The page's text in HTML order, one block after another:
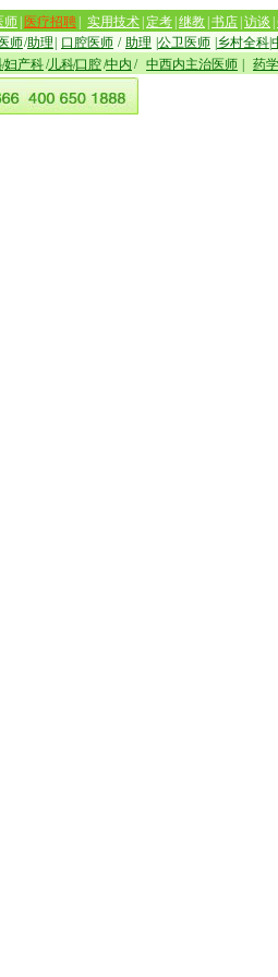
师 医疗招聘 实用技术 定考 继教 书店 访谈
师/助理 口腔医师 / 助理 公卫医师 乡村全科
/妇产科/儿科/口腔/中内 / 中西内主治医师 药